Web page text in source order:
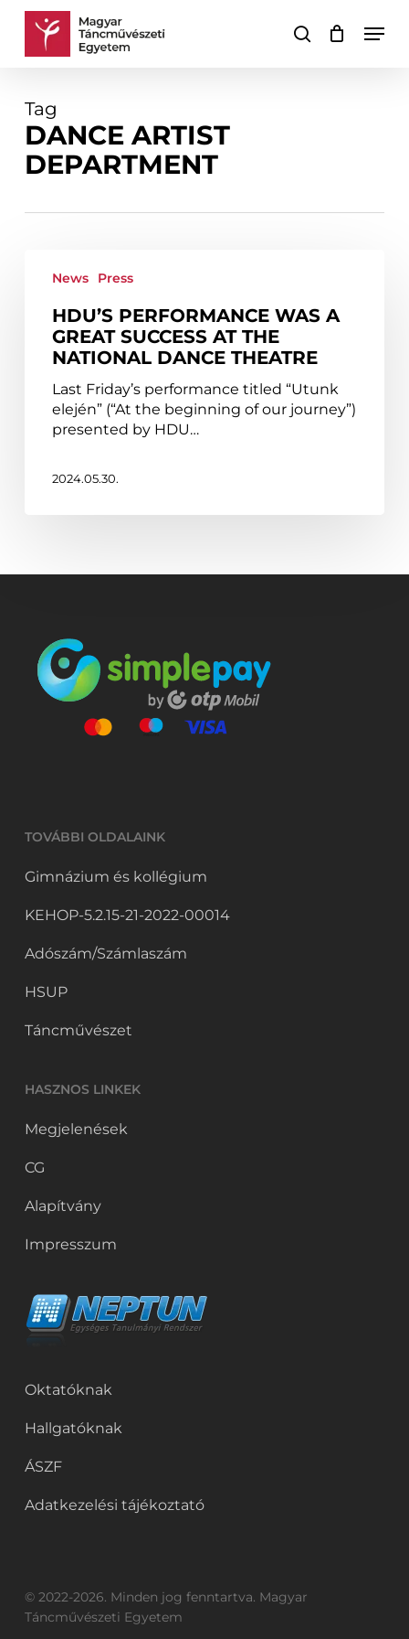
Skip
search
Cart Close
Tag
DANCE ARTIST
DEPARTMENT
performance
great
success
National
Dance
News Press
HDU’S PERFORMANCE WAS A
GREAT SUCCESS AT THE
NATIONAL DANCE THEATRE
Last Friday’s performance titled “Utunk
elején” (“At the beginning of our journey”)
presented by HDU…
2024.05.30.
TOVÁBBI OLDALAINK
Gimnázium és kollégium
KEHOP-5.2.15-21-2022-00014
Adószám/Számlaszám
HSUP
Táncművészet
HASZNOS LINKEK
Megjelenések
CG
Alapítvány
Impresszum
Oktatóknak
Hallgatóknak
ÁSZF
Adatkezelési tájékoztató
© 2022-2026. Minden jog fenntartva. Magyar
Táncművészeti Egyetem